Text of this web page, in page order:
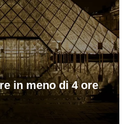
in meno di 4 ore